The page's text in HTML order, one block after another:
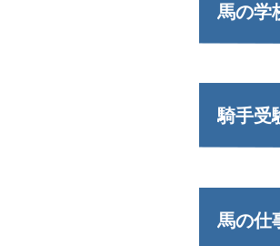
馬の学
騎手受
馬の仕